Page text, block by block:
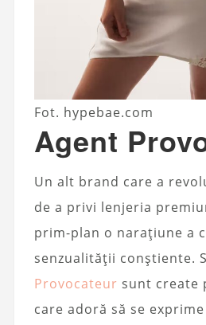
Fot. hypebae.com
Agent
Un alt brand care a
de a privi lenjeria
prim-plan o narațiune a
senzualității conștiente.
Provocateur sunt create
care adoră să se